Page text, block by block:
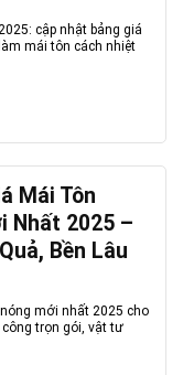
cập nhật bảng giá
mái tôn cách nhiệt
Mái Tôn
Nhất 2025 –
Bền Lâu
mới nhất 2025 cho
trọn gói, vật tư